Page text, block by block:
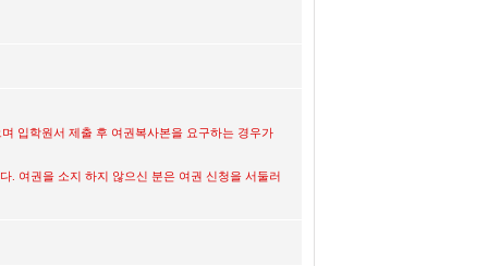
입학원서 제출 후 여권복사본을 요구하는 경우가
. 여권을 소지 하지 않으신 분은 여권 신청을 서둘러